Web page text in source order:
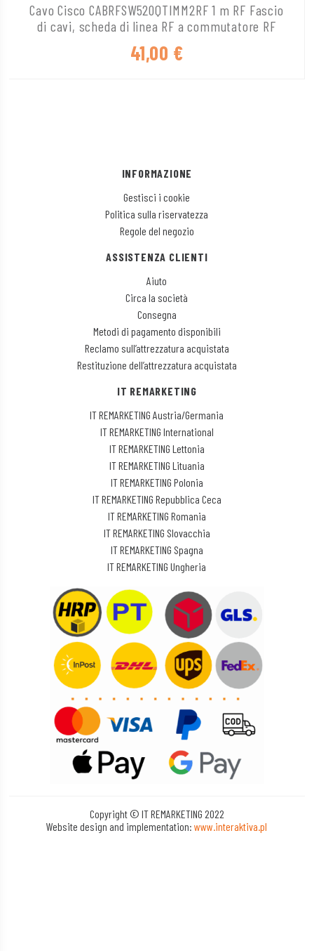
Cavo Cisco CABRFSW520QTIMM2RF 1 m RF Fascio
di cavi, scheda di linea RF a commutatore RF
41,00 €
INFORMAZIONE
Gestisci i cookie
Politica sulla riservatezza
Regole del negozio
ASSISTENZA CLIENTI
Aiuto
Circa la società
Consegna
Metodi di pagamento disponibili
Reclamo sull’attrezzatura acquistata
Restituzione dell’attrezzatura acquistata
IT REMARKETING
IT REMARKETING Austria/Germania
IT REMARKETING International
IT REMARKETING Lettonia
IT REMARKETING Lituania
IT REMARKETING Polonia
IT REMARKETING Repubblica Ceca
IT REMARKETING Romania
IT REMARKETING Slovacchia
IT REMARKETING Spagna
IT REMARKETING Ungheria
Copyright © IT REMARKETING 2022
Website design and implementation:www.interaktiva.pl